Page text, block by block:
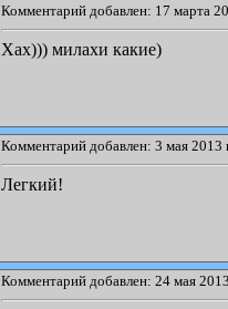
Комментарий добавлен: 17 марта
Хах))) милахи какие)
Комментарий добавлен: 3 мая 2013
Легкий!
Комментарий добавлен: 24 мая